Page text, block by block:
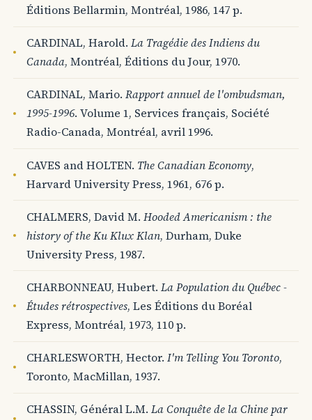
Éditions Bellarmin, Montréal, 1986, 147 p.
CARDINAL, Harold.La Tragédie des Indiens du
Canada, Montréal, Éditions du Jour, 1970.
CARDINAL, Mario.Rapport annuel de l'ombudsman,
1995-1996. Volume 1, Services français, Société
Radio-Canada, Montréal, avril 1996.
CAVES and HOLTEN. The Canadian Economy,
Harvard University Press, 1961, 676 p.
CHALMERS, David M.Hooded Americanism : the
history of the Ku Klux Klan, Durham, Duke
University Press, 1987.
CHARBONNEAU, Hubert.La Population du Québec -
Études rétrospectives, Les Éditions du Boréal
Express, Montréal, 1973, 110 p.
CHARLESWORTH, Hector.I'm Telling You Toronto,
Toronto, MacMillan, 1937.
CHASSIN, Général L.M.La Conquête de la Chine par